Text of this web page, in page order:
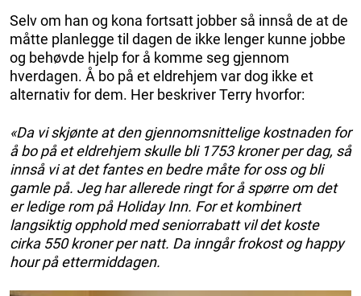
Selv om han og kona fortsatt jobber så innså de at de
måtte planlegge til dagen de ikke lenger kunne jobbe
og behøvde hjelp for å komme seg gjennom
hverdagen. Å bo på et eldrehjem var dog ikke et
alternativ for dem. Her beskriver Terry hvorfor:
«Da vi skjønte at den gjennomsnittelige kostnaden for
å bo på et eldrehjem skulle bli 1753 kroner per dag, så
innså vi at det fantes en bedre måte for oss og bli
gamle på. Jeg har allerede ringt for å spørre om det
er ledige rom på Holiday Inn. For et kombinert
langsiktig opphold med seniorrabatt vil det koste
cirka 550 kroner per natt. Da inngår frokost og happy
hour på ettermiddagen.